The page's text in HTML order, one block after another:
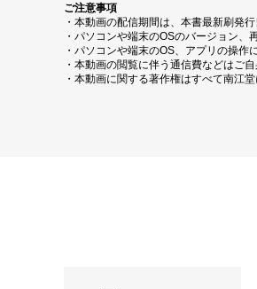
ご注意事項
・本動画の配信期間は、本書最新刷発
・パソコンや端末のOSのバージョン、
・パソコンや端末のOS、アプリの操作
・本動画の閲覧に伴う通信費などはご自
・本動画に関する著作権はすべて南江